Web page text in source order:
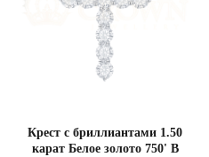
Крест с бриллиантами 1.50
карат Белое золото 750' В